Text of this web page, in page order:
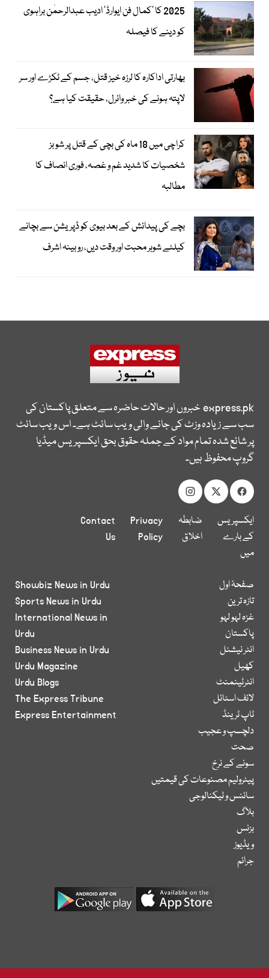
2025 کا ’کمال فن ایوارڈ‘ ادیب عبدالرحمٰن براہوی
کو دینے کا فیصلہ
بھارتی اداکارہ کا لرزہ خیز قتل، جسم کے ٹکڑے اور سر
لاپتہ ہونے کی خبر وائرل، حقیقت کیا ہے؟
کراچی میں 18 ماہ کی بچی کے قتل پر شوبز
شخصیات کا شدید غم و غصہ، فوری انصاف کا
مطالبہ
بچے کی پیدائش کے بعد بیوی کو ڈپریشن سے بچانے
کیلئے شوہر محبت اور وقت دیں، روبینہ اشرف
express.pkخبروں اور حالات حاضرہ سے متعلق پاکستان کی
سب سے زیادہ وزٹ کی جانے والی ویب سائٹ ہے۔ اس ویب سائٹ
پر شائع شدہ تمام مواد کے جملہ حقوق بحق ایکسپریس میڈیا
گروپ محفوظ ہیں۔
ایکسپریس
کے بارے
میں
ضابطہ
اخلاق
Privacy
Policy
Contact
Us
صفحۂ اول
تازہ ترین
غزہ لہو لہو
پاکستان
انٹر نیشنل
کھیل
انٹرٹینمنٹ
لائف اسٹائل
ٹاپ ٹرینڈ
دلچسپ و عجیب
صحت
سونے کے نرخ
پیٹرولیم مصنوعات کی قیمتیں
سائنس و ٹیکنالوجی
بلاگ
بزنس
ویڈیوز
جرائم
Showbiz News in Urdu
Sports News in Urdu
International News in
Urdu
Business News in Urdu
Urdu Magazine
Urdu Blogs
The Express Tribune
Express Entertainment